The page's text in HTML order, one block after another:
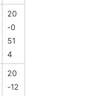
20
-0
51
4
20
-12